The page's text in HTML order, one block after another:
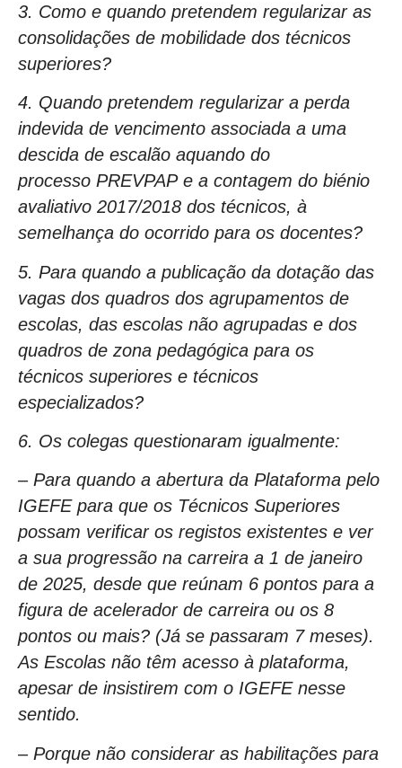
3. Como e quando pretendem regularizar as
consolidações de mobilidade dos técnicos
superiores?
4. Quando pretendem regularizar a perda
indevida de vencimento associada a uma
descida de escalão aquando do
processo PREVPAP e a contagem do biénio
avaliativo 2017/2018 dos técnicos, à
semelhança do ocorrido para os docentes?
5. Para quando a publicação da dotação das
vagas dos quadros dos agrupamentos de
escolas, das escolas não agrupadas e dos
quadros de zona pedagógica para os
técnicos superiores e técnicos
especializados?
6. Os colegas questionaram igualmente:
– Para quando a abertura da Plataforma pelo
IGEFE para que os Técnicos Superiores
possam verificar os registos existentes e ver
a sua progressão na carreira a 1 de janeiro
de 2025, desde que reúnam 6 pontos para a
figura de acelerador de carreira ou os 8
pontos ou mais? (Já se passaram 7 meses).
As Escolas não têm acesso à plataforma,
apesar de insistirem com o IGEFE nesse
sentido.
– Porque não considerar as habilitações para